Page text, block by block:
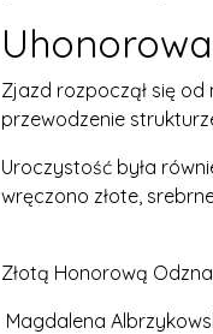
Zjazd rozpoczął się
przewodzenie
Uroczystość była
wręczono złote,
Złotą Honorową
Magdalena